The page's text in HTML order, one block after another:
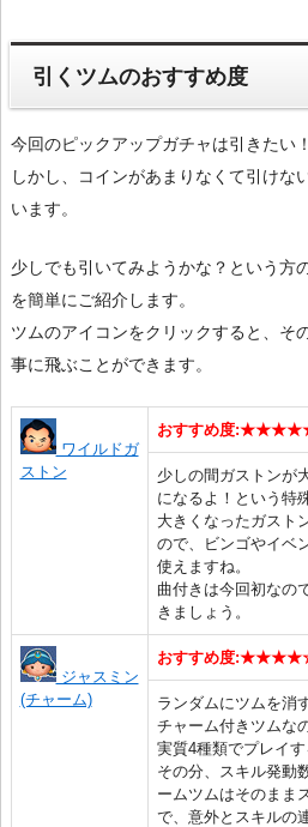
引くツムのおすすめ度
今回のピックアップガチャは引きたい
しかし、コインがあまりなくて引けな
います。
少しでも引いてみようかな？という方
を簡単にご紹介します。
ツムのアイコンをクリックすると、そ
事に飛ぶことができます。
ワイルドガ
ストン
おすすめ度
少しの間ガストンが
になるよ！という特
大きくなったガスト
ので、ビンゴやイベ
使えますね。
曲付きは今回初なの
きましょう。
ジャスミン
(チャーム)
おすすめ度
ランダムにツムを消
チャーム付きツムな
実質4種類でプレイす
その分、スキル発動
ームツムはそのまま
で、意外とスキルの